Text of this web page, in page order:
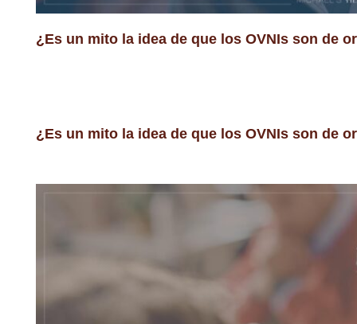
¿Es un mito la idea de que los OVNIs son de
¿Es un mito la idea de que los OVNIs son de